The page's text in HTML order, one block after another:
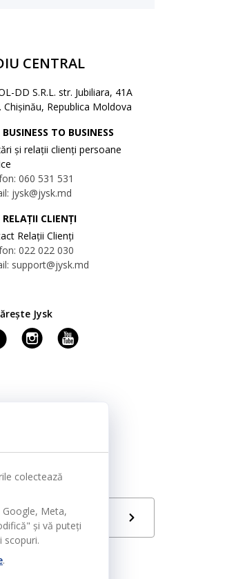
CENTRAL
DD S.R.L. str. Jubiliara, 41A
Chișinău, Republica Moldova
BUSINESS TO BUSINESS
și relații clienți persoane
060 531 531
jysk@jysk.md
RELAȚII CLIENȚI
Relații Clienți
022 022 030
support@jysk.md
Jysk
colectează
Meta,
și vă puteți
scopuri.
.